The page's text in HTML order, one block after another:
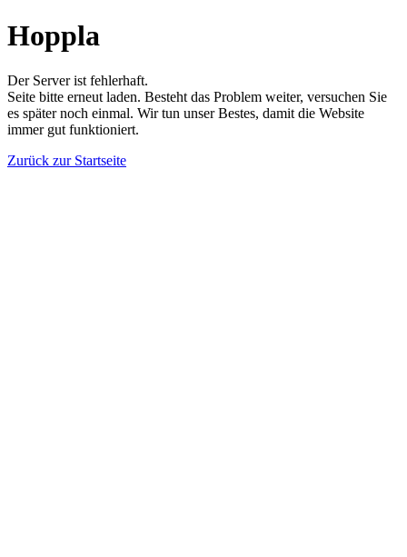
Hoppla
Der Server ist fehlerhaft.
Seite bitte erneut laden. Besteht das Problem weiter, versuchen Sie
es später noch einmal. Wir tun unser Bestes, damit die Website
immer gut funktioniert.
Zurück zur Startseite